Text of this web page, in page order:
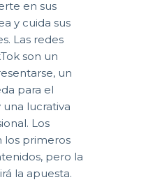
en sus
y cuida sus
Las redes
son un
un
para el
lucrativa
Los
los primeros
pero la
la apuesta.